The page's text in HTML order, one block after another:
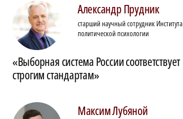
АлександрПрудник
старший научный сотрудник Института
политической психологии
«Выборная система России соответствует
строгим стандартам»
МаксимЛубяной